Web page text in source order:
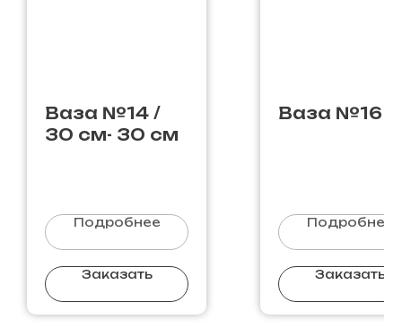
Ваза №14 /
30 см- 30 см
Подробнее
Заказать
Ваза №16
Подробнее
Заказать